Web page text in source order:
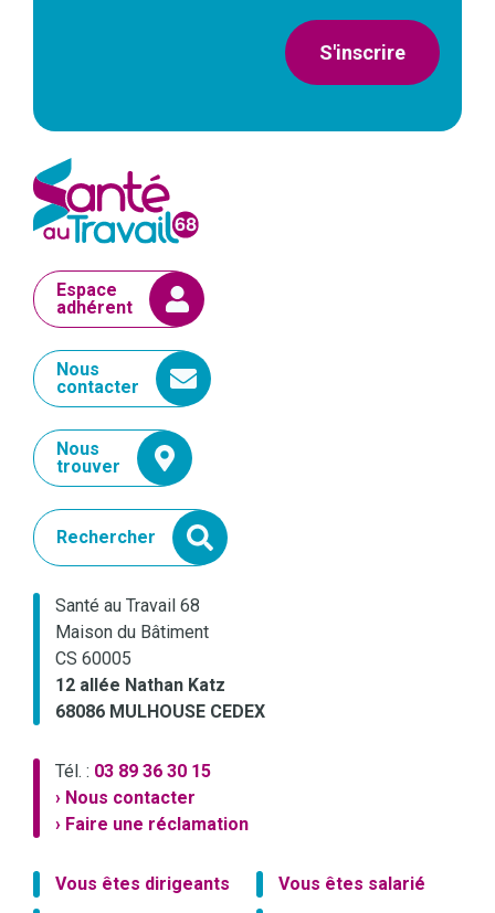
S'inscrire
Espace
adhérent
Nous
contacter
Nous
trouver
Rechercher
Santé au Travail 68
Maison du Bâtiment
CS 60005
12 allée Nathan Katz
68086 MULHOUSE CEDEX
Tél. : 03 89 36 30 15
› Nous contacter
› Faire une réclamation
Vous êtes dirigeants
Vous êtes salarié